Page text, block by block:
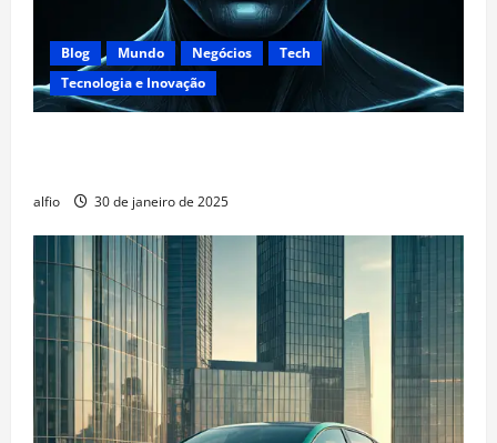
Blog Mundo Negócios
Tech
Tecnologia e Inovação
alfio 30 de janeiro de 2025